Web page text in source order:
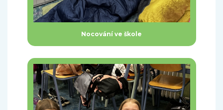
Nocování ve škole